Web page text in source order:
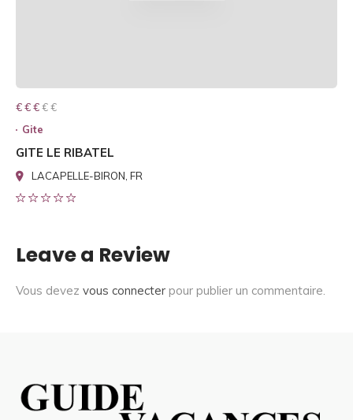
€ € € € €
€ € €
Gite
GITE LE RIBATEL
LACAPELLE-BIRON, FR
Leave a Review
Vous devez vous connecter pour publier un commentaire.